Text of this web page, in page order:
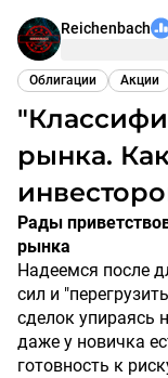
Reichenbach
Облигации Акции
"Классификация игроков
рынка.
Рады приветствовать вас, наших друзей и новичков
рынка
Надеемся после
сил и
сделок упираясь
даже у новичка
готовность к